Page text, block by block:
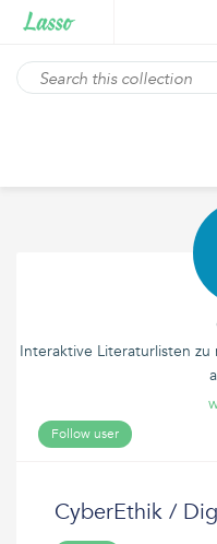
Interaktive Literaturlisten
Follow user
CyberEthik /